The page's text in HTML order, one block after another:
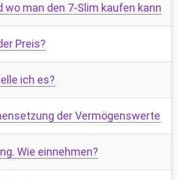
wo man den 7-Slim kaufen kann
Preis?
ich es?
der Vermögenswerte
Wie einnehmen?